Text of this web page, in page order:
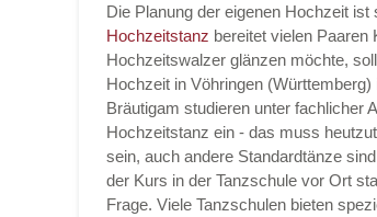
Telefonnummer
E-Mail-Adresse
Die Planung der eigenen Hochzeit
Hochzeitstanz bereitet vielen Paaren
Hochzeitswalzer glänzen möchte,
Hochzeit in Vöhringen
Bräutigam studieren unter fachlicher
Hochzeitstanz ein - das muss
sein, auch andere Standardtänze
der Kurs in der Tanzschule vor Ort
Frage. Viele Tanzschulen bieten